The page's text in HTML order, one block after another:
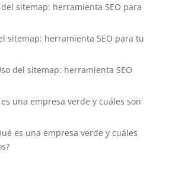
del sitemap: herramienta SEO para
sitemap: herramienta SEO para tu
del sitemap: herramienta SEO
es una empresa verde y cuáles son
es una empresa verde y cuáles